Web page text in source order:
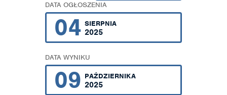
DATA OGŁOSZENIA
04 SIERPNIA
2025
DATA WYNIKU
09 PAŹDZIERNIKA
2025